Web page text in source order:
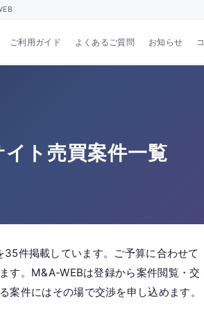
ご利用ガイド よくあるご質問 お知らせ
ト売買案件一覧
件掲載しています。ご予算に合わせて
す。M&A-WEBは登録から案件閲覧・交
件にはその場で交渉を申し込めます。